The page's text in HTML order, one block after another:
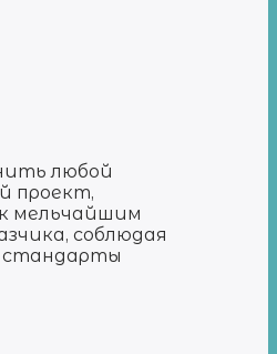
любой
проект,
мельчайшим
соблюдая
стандарты